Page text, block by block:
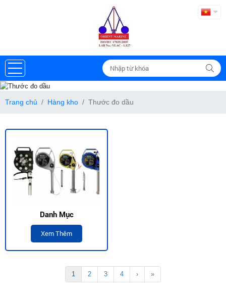
Thước đo dầu
Trang chủ Hàng kho Thước đo dầu
Danh Mục
Xem Thêm
1 2 3 4 › »